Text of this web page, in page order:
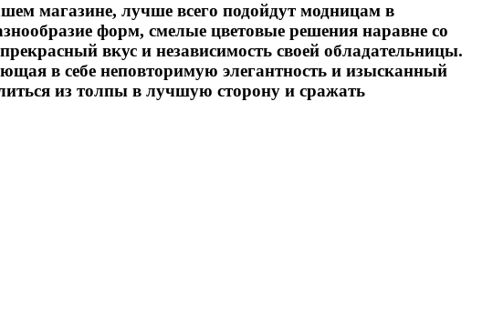
магазине, лучше всего подойдут модницам в
форм, смелые цветовые решения наравне со
вкус и независимость своей обладательницы.
в себе неповторимую элегантность и изысканный
из толпы в лучшую сторону и сражать